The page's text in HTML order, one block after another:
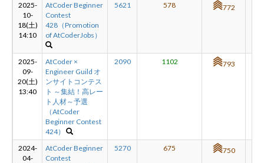
新規登録
2025-
10-
18(土)
14:10
AtCoder Beginner
Contest
428（Promotion
of AtCoderJobs）
5621 578 772
2025-
09-
20(土)
13:40
AtCoder ×
Engineer Guild オ
ンサイトコンテス
ト ～集結！高レー
ト人材～予選
（AtCoder
Beginner Contest
424）
2090 1102 793
2024-
04-
AtCoder Beginner
Contest
5270 675 750